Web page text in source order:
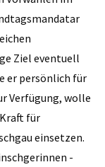
Ziel eventuell
er persönlich für
Verfügung, wolle
für
einsetzen.
-